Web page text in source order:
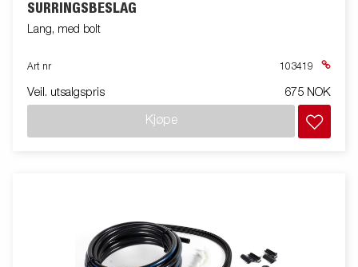
SURRINGSBESLAG
Lang, med bolt
Art nr 103419
Veil. utsalgspris 675 NOK
Kjøpe